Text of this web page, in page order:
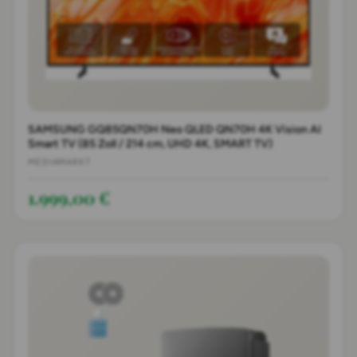
SAMSUNG GQ85QN70H Neo QLED QN70H 4K Vision AI
Smart TV (85 Zoll / 214 cm, UHD 4K, SMART TV)
1.999,00 €